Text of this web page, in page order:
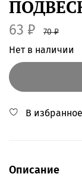
63 ₽ 70 ₽
Нет в наличии
В избранное
Описание